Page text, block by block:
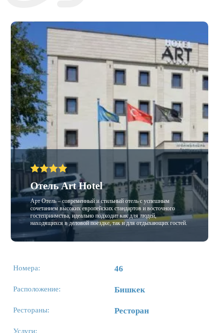
Отель Art Hotel
Арт Отель – современный и стильный отель с успешным
сочетанием высоких европейских стандартов и восточного
гостеприимства, идеально подходит как для людей,
находящихся в деловой поездке, так и для отдыхающих гостей.
Номера: 46
Расположение: Бишкек
Рестораны: Ресторан
Услуги: